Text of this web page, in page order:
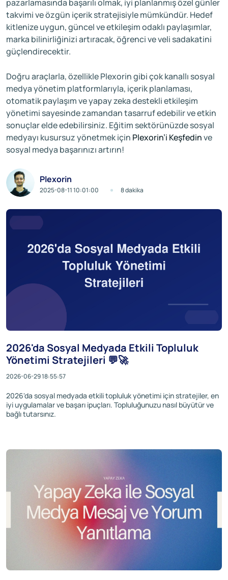
pazarlamasında başarılı olmak, iyi planlanmış özel günler
takvimi ve özgün içerik stratejisiyle mümkündür. Hedef
kitlenize uygun, güncel ve etkileşim odaklı paylaşımlar,
marka bilinirliğinizi artıracak, öğrenci ve veli sadakatini
güçlendirecektir.
Doğru araçlarla, özellikle Plexorin gibi çok kanallı sosyal
medya yönetim platformlarıyla, içerik planlaması,
otomatik paylaşım ve yapay zeka destekli etkileşim
yönetimi sayesinde zamandan tasarruf edebilir ve etkin
sonuçlar elde edebilirsiniz. Eğitim sektörünüzde sosyal
medyayı kusursuz yönetmek için Plexorin’i Keşfedinve
sosyal medya başarınızı artırın!
Plexorin
2025-08-11 10:01:00 8 dakika
2026'da Sosyal Medyada Etkili Topluluk
Yönetimi Stratejileri 💬🚀
2026-06-29 18:55:57
2026'da sosyal medyada etkili topluluk yönetimi için stratejiler, en
iyi uygulamalar ve başarı ipuçları. Topluluğunuzu nasıl büyütür ve
bağlı tutarsınız.